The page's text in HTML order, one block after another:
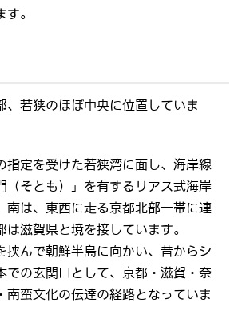
。
若狭のほぼ中央に位置していま
定を受けた若狭湾に面し、海岸線
（そとも）」を有するリアス式海岸
南は、東西に走る京都北部一帯に連
は滋賀県と境を接しています。
んで朝鮮半島に向かい、昔からシ
での玄関口として、京都・滋賀・奈
南蛮文化の伝達の経路となっていま